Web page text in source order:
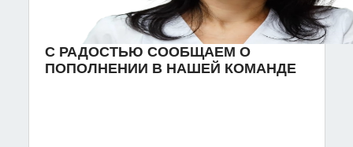
С РАДОСТЬЮ СООБЩАЕМ О
ПОПОЛНЕНИИ В НАШЕЙ КОМАНДЕ